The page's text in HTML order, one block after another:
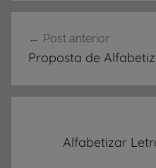
A
s
t
de
Post anterior
Proposta de
Alfabetizar